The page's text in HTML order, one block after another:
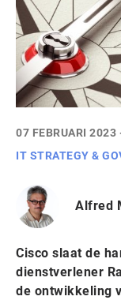
07 FEBRUARI 2023
IT STRATEGY &
Alfred
Cisco slaat de
dienstverlener
de ontwikkeling